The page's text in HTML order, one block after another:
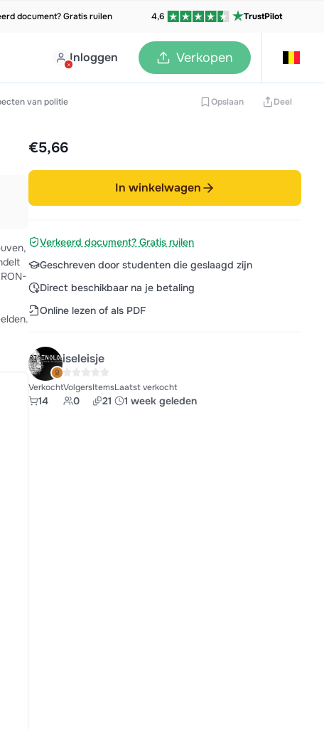
document? Gratis ruilen 4,6 TrustPilot
Inloggen Verkopen
van politie Opslaan Deel
€5,66
In winkelwagen
Verkeerd document? Gratis ruilen
Geschreven door studenten die geslaagd zijn
Direct beschikbaar na je betaling
Online lezen of als PDF
iseleisje
Verkocht
14
Volgers
0
Items
21
Laatst verkocht
1 week geleden